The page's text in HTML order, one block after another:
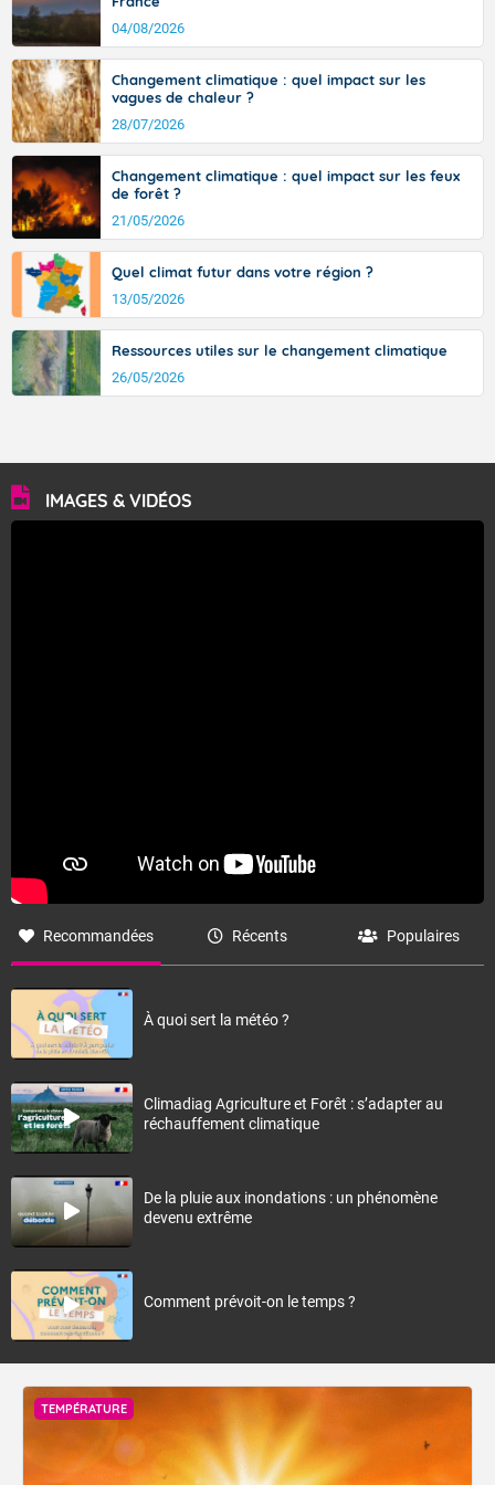
Beau temps ensoleillé.
Températures minimales : 18 degrés.
Vent faible.
Pour mercredi après-midi.
Temps largement ensoleillé.
Températures maximales : 37 degrés. Ces
températures se situent bien au-dessus des valeurs
normalement observées.
Vent faible de direction variable.
Pour jeudi matin.
Le soleil brille généreusement.
signifiant au-delà des monts, en allusion aux régions montagneuses
d’où provient ce vent.
04/08/2026
Changement climatique : quel impact sur les
vagues de chaleur ?
28/07/2026
Changement climatique : quel impact sur les feux
de forêt ?
21/05/2026
Quel climat futur dans votre région ?
13/05/2026
Ressources utiles sur le changement climatique
26/05/2026
IMAGES & VIDÉOS
Recommandées Récents Populaires
À quoi sert la météo ?
Climadiag Agriculture et Forêt : s’adapter au
réchauffement climatique
De la pluie aux inondations : un phénomène
devenu extrême
Comment prévoit-on le temps ?
TEMPÉRATURE